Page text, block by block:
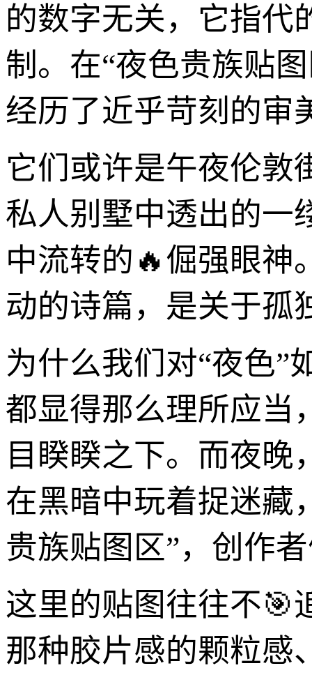
的数字无关，它指代
制。在“夜色贵族贴
经历了近乎苛刻的审
它们或许是午夜伦敦
私人别墅中透出的一
中流转的🔥倔强眼神
动的诗篇，是关于孤
为什么我们对“夜色”
都显得那么理所应当
目睽睽之下。而夜
在黑暗中玩着捉迷藏
贵族贴图区”，创作
这里的贴图往往不🎯
那种胶片感的颗粒感